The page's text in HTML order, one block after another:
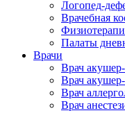
Логопед-
Врачебная
Палаты
Врачи
Врач
Врач
Врач
Врач